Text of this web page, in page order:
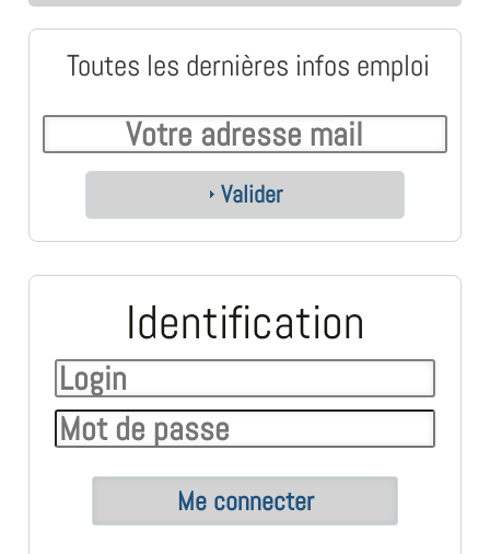
Toutes les dernières infos emploi
Valider
Identification